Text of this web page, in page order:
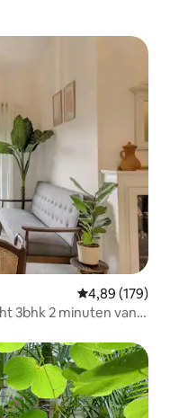
Gemiddelde
4,89 (179)
3bhk 2 minuten van